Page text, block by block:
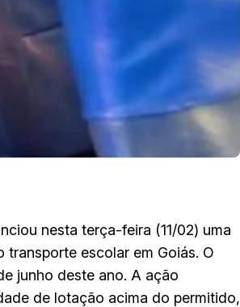
nesta terça-feira (11/02) uma
escolar em Goiás. O
junho deste ano. A ação
de lotação acima do permitido,